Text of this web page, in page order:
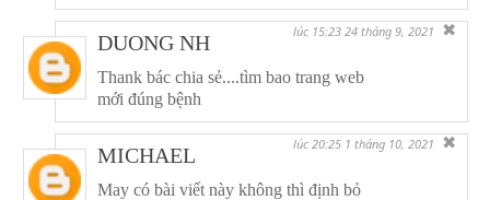
DUONG NH lúc 15:23 24 tháng 9, 2021 ✖
Thank bác chia sẻ....tìm bao trang web
mới đúng bệnh
MICHAEL lúc 20:25 1 tháng 10, 2021 ✖
May có bài viết này không thì định bỏ